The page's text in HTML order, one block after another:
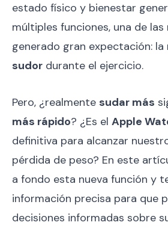
estado físico y bienestar
múltiples funciones, una de
generado gran expectación: la
sudor durante el ejercicio.
Pero, ¿realmente sudar más
más rápido? ¿Es el Apple
definitiva para alcanzar
pérdida de peso? En este
a fondo esta nueva función y
información precisa para que
decisiones informadas sobre